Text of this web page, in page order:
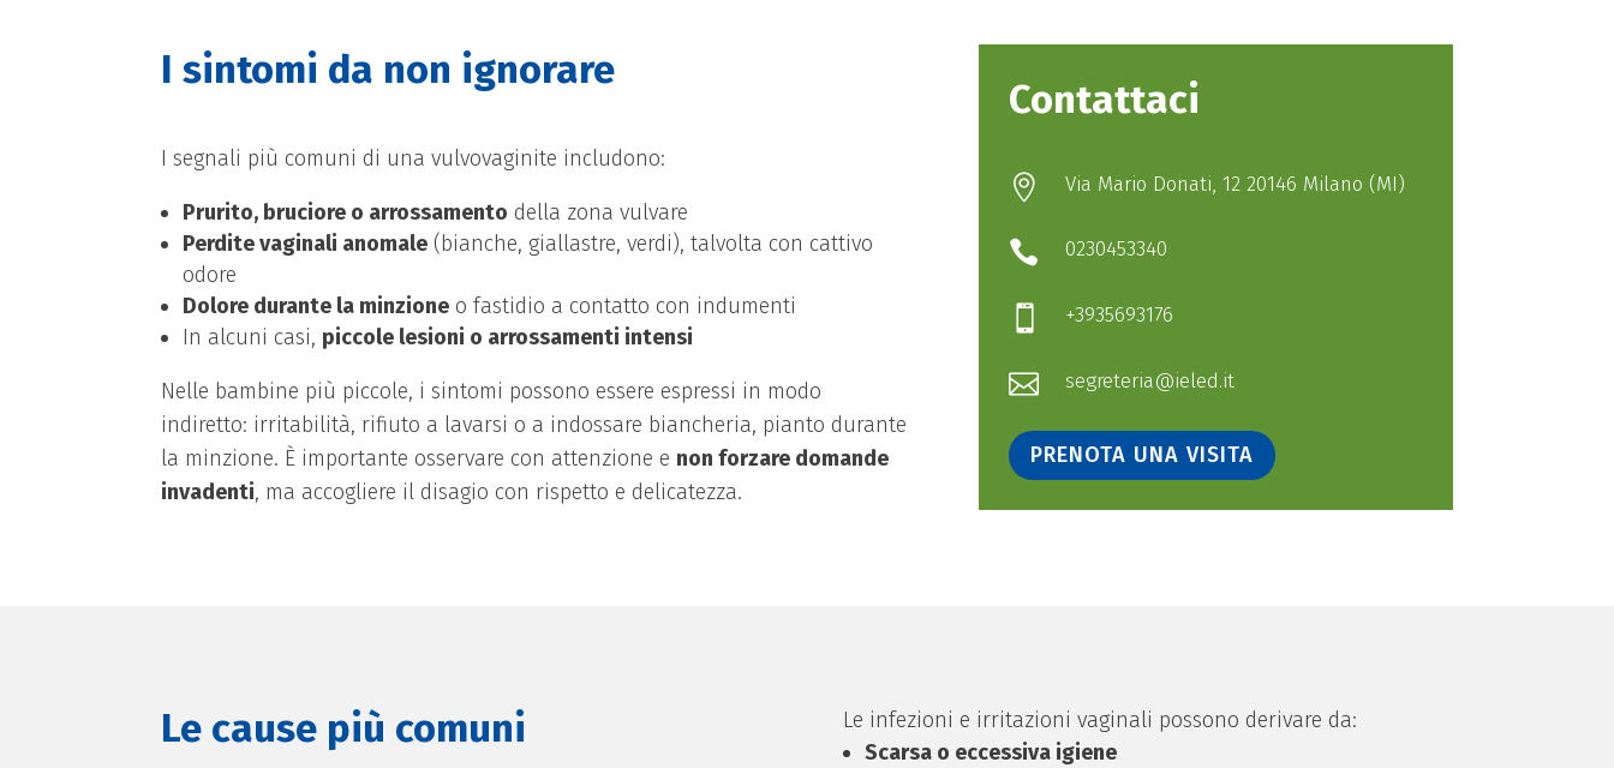
I sintomi da non ignorare
I segnali più comuni di una vulvovaginite includono:
Prurito, bruciore o arrossamento della zona vulvare
Perdite vaginali anomale (bianche, giallastre, verdi), talvolta con cattivo
odore
Dolore durante la minzione o fastidio a contatto con indumenti
In alcuni casi, piccole lesioni o arrossamenti intensi
Nelle bambine più piccole, i sintomi possono essere espressi in modo
indiretto: irritabilità, rifiuto a lavarsi o a indossare biancheria, pianto durante
la minzione. È importante osservare con attenzione e non forzare domande
invadenti, ma accogliere il disagio con rispetto e delicatezza.
Contattaci
 Via Mario Donati, 12 20146 Milano (MI)
 0230453340
 +3935693176
 segreteria@ieled.it
PRENOTA UNA VISITA
Le cause più comuni
Le infezioni e irritazioni vaginali possono derivare da:
Scarsa o eccessiva igiene